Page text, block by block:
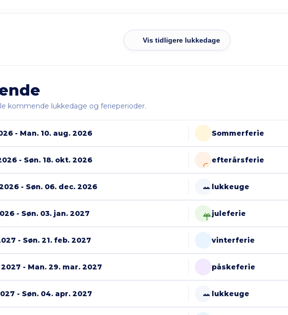
Vis tidligere lukkedage
kommende lukkedage og ferieperioder.
- Man. 10. aug. 2026 Sommerferie
- Søn. 18. okt. 2026 efterårsferie
- Søn. 06. dec. 2026 lukkeuge
- Søn. 03. jan. 2027 juleferie
- Søn. 21. feb. 2027 vinterferie
- Man. 29. mar. 2027 påskeferie
- Søn. 04. apr. 2027 lukkeuge